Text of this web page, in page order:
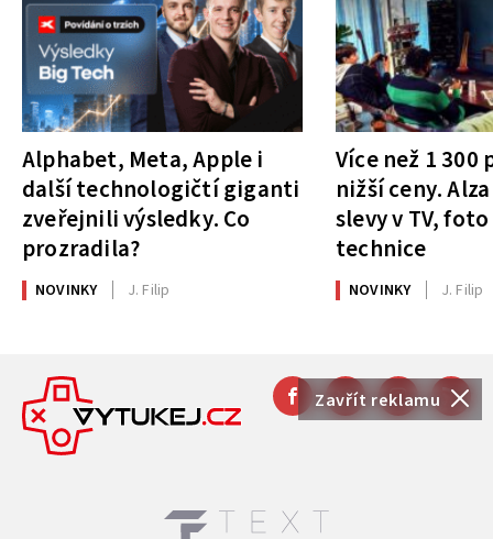
Zavřít reklamu
Alphabet, Meta, Apple i
další technologičtí giganti
zveřejnili výsledky. Co
prozradila?
NOVINKY J. Filip
Více než 1
nižší ceny.
slevy v TV,
technice
NOVINKY J. Filip